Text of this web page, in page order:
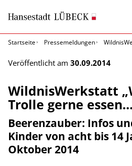
Startseite
Pressemeldungen
Veröffentlicht am 30.09.2014
WildnisWerkstatt
Trolle gerne
Beerenzauber: Infos
Kinder von acht bis 14
Oktober 2014